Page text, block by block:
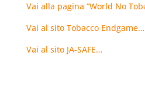
Vai alla pagina “World No
Vai al sito Tobacco Endgame…
Vai al sito JA-SAFE…